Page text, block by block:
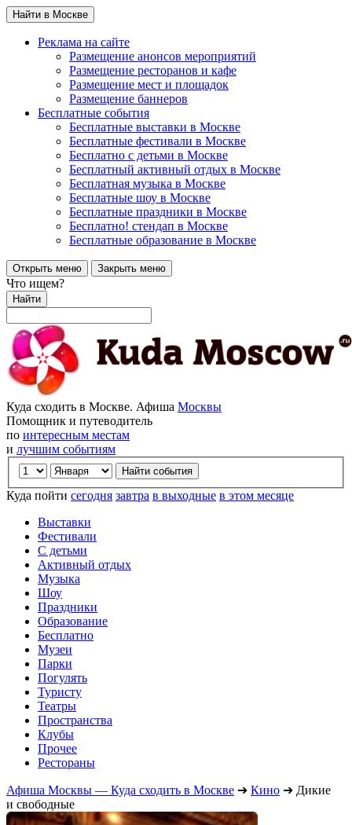
Найти в Москве
Реклама на сайте
Размещение анонсов мероприятий
Размещение ресторанов и кафе
Размещение мест и площадок
Размещение баннеров
Бесплатные события
Бесплатные выставки в Москве
Бесплатные фестивали в Москве
Бесплатно с детьми в Москве
Бесплатный активный отдых в Москве
Бесплатная музыка в Москве
Бесплатные шоу в Москве
Бесплатные праздники в Москве
Бесплатно! стендап в Москве
Бесплатные образование в Москве
Открыть меню Закрыть меню
Что ищем?
Найти
Куда сходить в Москве. Афиша Москвы
Помощник и путеводитель
по интересным местам
и лучшим событиям
Куда пойти сегодня завтра в выходные в этом месяце
Выставки
Фестивали
С детьми
Активный отдых
Музыка
Шоу
Праздники
Образование
Бесплатно
Музеи
Парки
Погулять
Туристу
Театры
Пространства
Клубы
Прочее
Рестораны
Афиша Москвы — Куда сходить в Москве ➔ Кино ➔ Дикие
и свободные